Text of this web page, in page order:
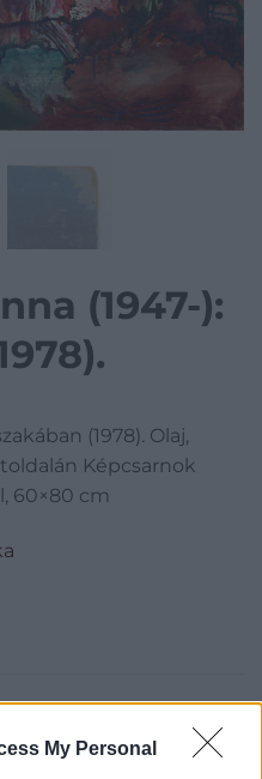
My Personal
(1947-):
(1978). Olaj,
Képcsarnok
60×80 cm